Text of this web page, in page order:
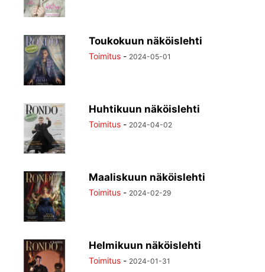
Toukokuun näköislehti
Toimitus - 2024-05-01
Huhtikuun näköislehti
Toimitus - 2024-04-02
Maaliskuun näköislehti
Toimitus - 2024-02-29
Helmikuun näköislehti
Toimitus - 2024-01-31